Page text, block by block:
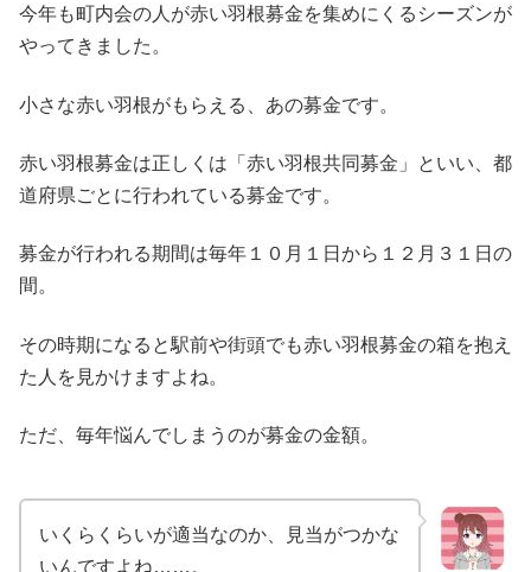
今年も町内会の人が赤い羽根募金を集めにくるシーズンが
やってきました。
小さな赤い羽根がもらえる、あの募金です。
赤い羽根募金は正しくは「赤い羽根共同募金」といい、都
道府県ごとに行われている募金です。
募金が行われる期間は毎年１０月１日から１２月３１日の
間。
その時期になると駅前や街頭でも赤い羽根募金の箱を抱え
た人を見かけますよね。
ただ、毎年悩んでしまうのが募金の金額。
いくらくらいが適当なのか、見当がつかな
いんですよね……。